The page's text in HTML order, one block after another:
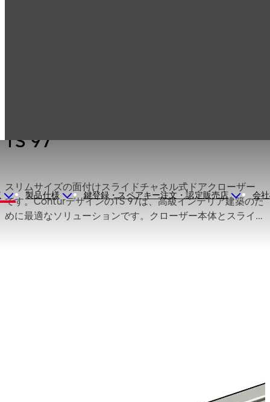
製品仕様 鍵登録・スペアキー注文・認定販売店 会
TS 97
スリムサイズの面付けスライドチャネル式ドアクローザー
です。ConturデザインのTS 97は、高級インテリア建築のた
めに最適なソリューションです。クローザー本体とスライ